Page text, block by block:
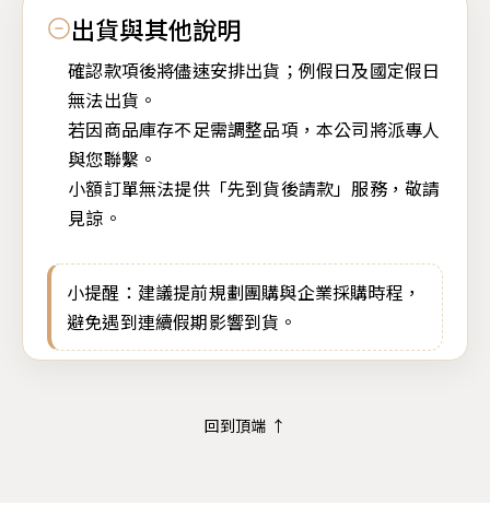
出貨與其他說明
確認款項後將儘速安排出貨；例假日及國定假日
無法出貨。
若因商品庫存不足需調整品項，本公司將派專人
與您聯繫。
小額訂單無法提供「先到貨後請款」服務，敬請
見諒。
小提醒：建議提前規劃團購與企業採購時程，
避免遇到連續假期影響到貨。
回到頂端 ↑